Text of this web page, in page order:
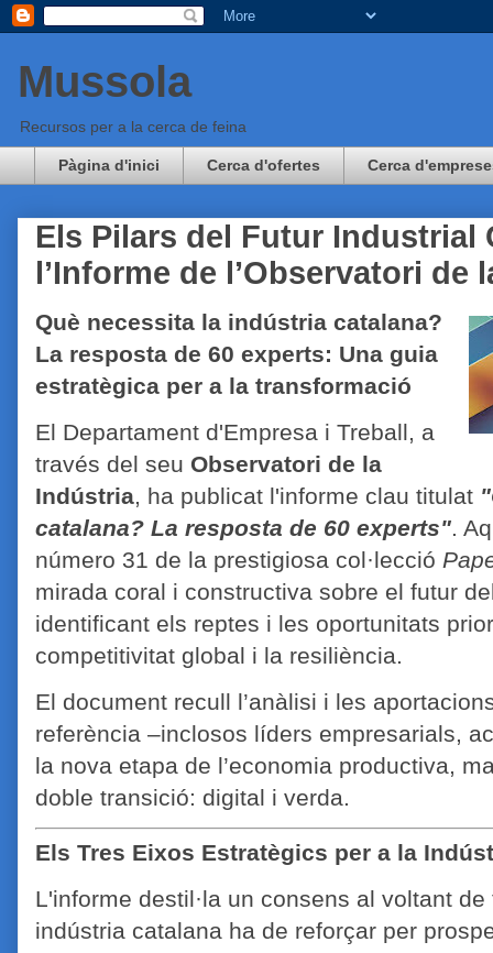
Mussola
Recursos per a la cerca de feina
Pàgina d'inici Cerca d'ofertes Cerca
Els Pilars del Futur Industrial
l’Informe de l’Observatori de
Què necessita la indústria catalana?
La resposta de 60 experts: Una guia
estratègica per a la transformació
El Departament d'Empresa i Treball, a
través del seu Observatori de la
Indústria, ha publicat l'informe clau titulat
catalana? La resposta de 60 experts".
número 31 de la prestigiosa col·lecció
mirada coral i constructiva sobre el futur
identificant els reptes i les oportunitats
competitivitat global i la resiliència.
El document recull l’anàlisi i les
referència –inclosos líders empresarials,
la nova etapa de l’economia productiva,
doble transició: digital i verda.
Els Tres Eixos Estratègics per a la
L'informe destil·la un consens al voltant
indústria catalana ha de reforçar per